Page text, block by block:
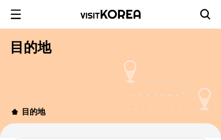
目的地
目的地